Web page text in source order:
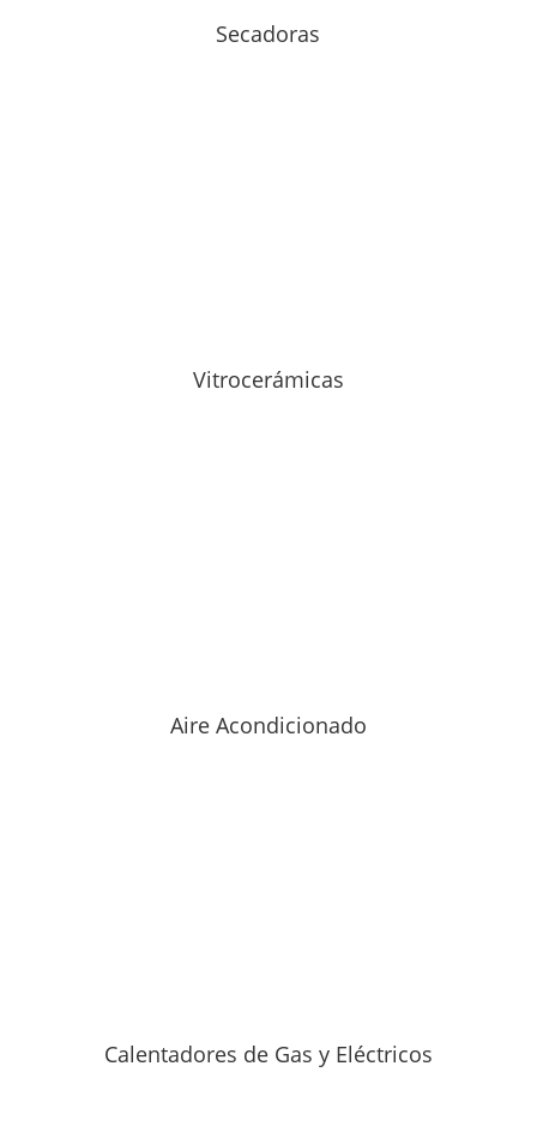
Secadoras
Vitrocerámicas
Aire Acondicionado
Calentadores de Gas y Eléctricos